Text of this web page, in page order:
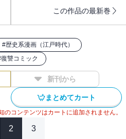
この作品の最新巻
#歴史系漫画（江戸時代）
復讐コミック
新刊から
まとめてカート
コンテンツはカートに追加されません。
2 3